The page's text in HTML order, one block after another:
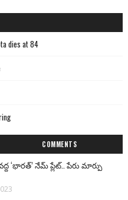
dies at 84
COMMENTS
‘భారత్’ నేమ్ ప్లేట్‌.. పేరు మార్పు